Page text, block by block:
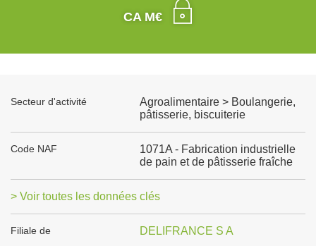
CA M€
Secteur d'activité
Agroalimentaire > Boulangerie,
pâtisserie, biscuiterie
Code NAF
1071A - Fabrication industrielle
de pain et de pâtisserie fraîche
> Voir toutes les données clés
Filiale de DELIFRANCE S A